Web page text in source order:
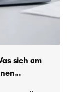
sich am